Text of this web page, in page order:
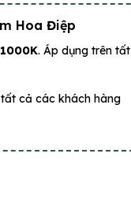
Hoa Điệp
. Áp dụng trên tất
cả các khách hàng